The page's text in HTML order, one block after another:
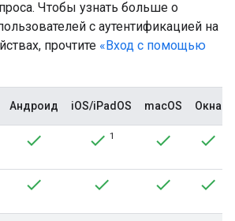
Чтобы узнать больше о
с аутентификацией на
прочтите «Вход с помощью
Андроид iOS/iPadOS macOS Окна
1